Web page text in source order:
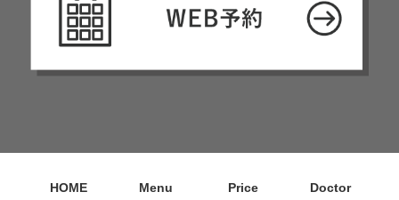
HOME Menu Price Doctor